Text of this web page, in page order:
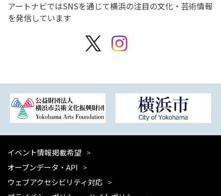
アートナビではSNSを通じて横浜の注目の文化・芸術情報
を発信しています
イベント情報掲載希望
オープンデータ・API
ウェブアクセシビリティ対応